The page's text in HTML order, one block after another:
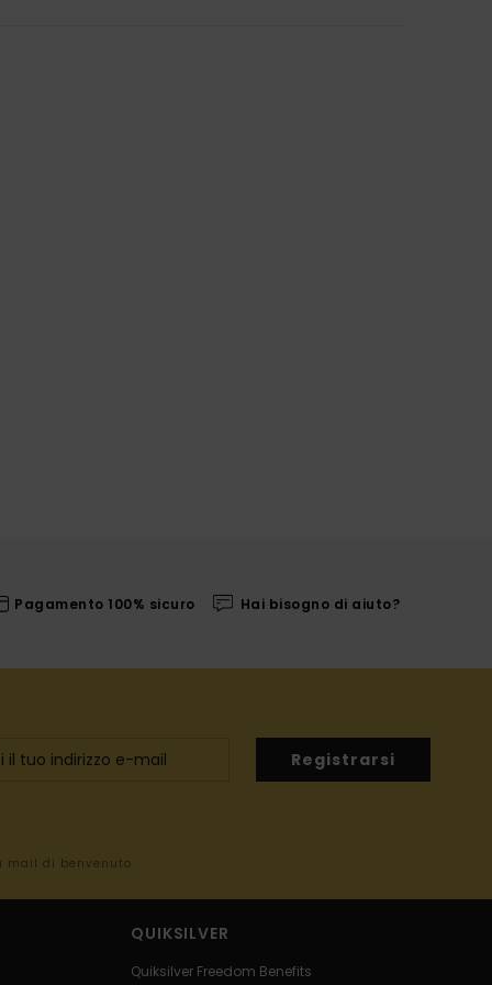
Pagamento 100% sicuro Hai bisogno di aiuto?
Registrarsi
mail di benvenuto
QUIKSILVER
Quiksilver Freedom Benefits